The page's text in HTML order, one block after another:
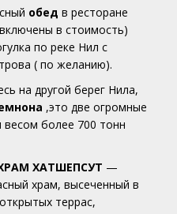
обед в ресторане
в стоимость)
по реке Нил с
( по желанию).
на другой берег Нила,
,это две огромные
более 700 тонн
ХАТШЕПСУТ —
храм, высеченный в
террас,